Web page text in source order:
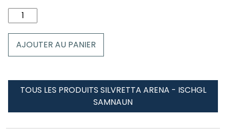
quantité
de
dentelle
Samnaun
AJOUTER AU PANIER
TOUS LES PRODUITS SILVRETTA ARENA - ISCHGL
SAMNAUN